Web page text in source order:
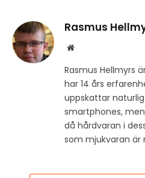
Rasmus
Website
Rasmus Hellmyrs
har 14 års
uppskattar
smartphones,
då hårdvaran i
som mjukvaran